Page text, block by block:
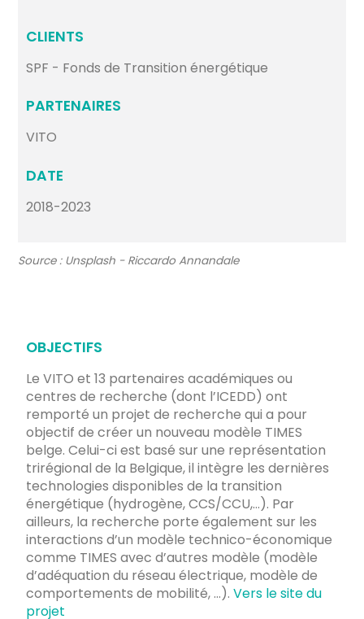
CLIENTS
SPF - Fonds de Transition énergétique
PARTENAIRES
VITO
DATE
2018-2023
Source : Unsplash - Riccardo Annandale
OBJECTIFS
Le VITO et 13 partenaires académiques ou
centres de recherche (dont l’ICEDD) ont
remporté un projet de recherche qui a pour
objectif de créer un nouveau modèle TIMES
belge. Celui-ci est basé sur une représentation
trirégional de la Belgique, il intègre les dernières
technologies disponibles de la transition
énergétique (hydrogène, CCS/CCU,…). Par
ailleurs, la recherche porte également sur les
interactions d’un modèle technico-économique
comme TIMES avec d’autres modèle (modèle
d’adéquation du réseau électrique, modèle de
comportements de mobilité, …).Vers le site du
projet